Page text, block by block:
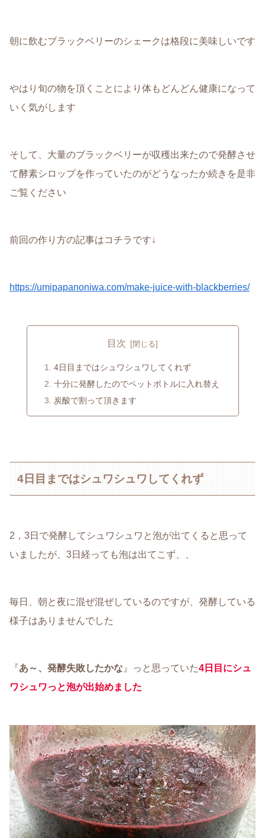
朝に飲むブラックベリーのシェークは格段に美味しいです
やはり旬の物を頂くことにより体もどんどん健康になって
いく気がします
そして、大量のブラックベリーが収穫出来たので発酵させ
て酵素シロップを作っていたのがどうなったか続きを是非
ご覧ください
前回の作り方の記事はコチラです↓
https://umipapanoniwa.com/make-juice-with-blackberries/
目次
4日目まではシュワシュワしてくれず
十分に発酵したのでペットボトルに入れ替え
炭酸で割って頂きます
4日目まではシュワシュワしてくれず
2，3日で発酵してシュワシュワと泡が出てくると思って
いましたが、3日経っても泡は出てこず、、
毎日、朝と夜に混ぜ混ぜしているのですが、発酵している
様子はありませんでした
『あ～、発酵失敗したかな 』っと思っていた4日目にシュ
ワシュワっと泡が出始めました